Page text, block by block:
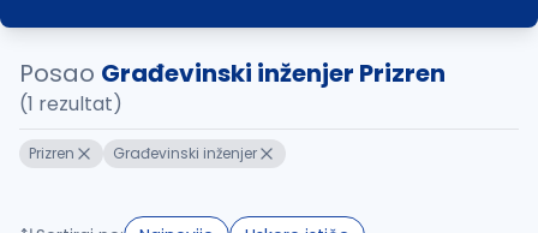
Posao Građevinski inženjer Prizren
(1 rezultat)
Prizren Građevinski inženjer